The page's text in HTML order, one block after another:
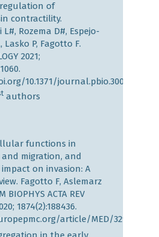
of
contractility.
Rozema D#, Espejo-
Lasko P, Fagotto F.
2021;
10.1371/journal.pbio.3001060
authors
functions in
migration, and
on invasion: A
Fagotto F, Aslemarz
BIOPHYS ACTA REV
1874(2):188436.
article/MED/32976980